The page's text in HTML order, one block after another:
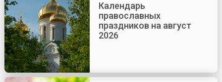
Календарь
православных
праздников на август
2026